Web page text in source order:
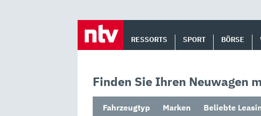
RESSORTS SPORT BÖRSE
Finden Sie Ihren Neuwagen
Fahrzeugtyp Marken Beliebte